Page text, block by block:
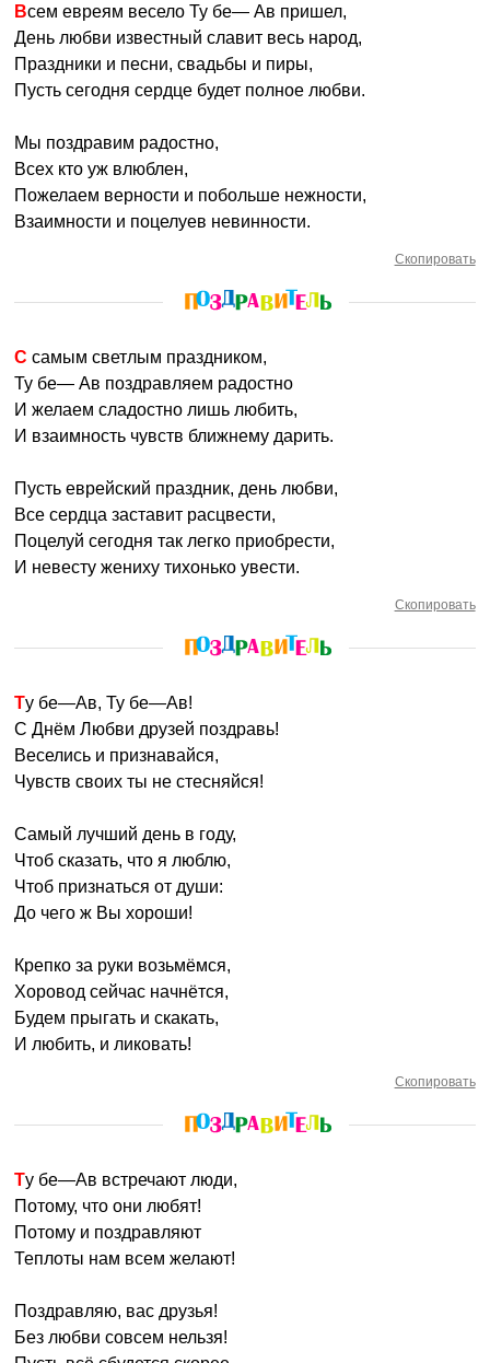
Всем евреям весело Ту бе— Ав пришел,
День любви известный славит весь народ,
Праздники и песни, свадьбы и пиры,
Пусть сегодня сердце будет полное любви.
Мы поздравим радостно,
Всех кто уж влюблен,
Пожелаем верности и побольше нежности,
Взаимности и поцелуев невинности.
Скопировать
С самым светлым праздником,
Ту бе— Ав поздравляем радостно
И желаем сладостно лишь любить,
И взаимность чувств ближнему дарить.
Пусть еврейский праздник, день любви,
Все сердца заставит расцвести,
Поцелуй сегодня так легко приобрести,
И невесту жениху тихонько увести.
Скопировать
Ту бе—Ав, Ту бе—Ав!
С Днём Любви друзей поздравь!
Веселись и признавайся,
Чувств своих ты не стесняйся!
Самый лучший день в году,
Чтоб сказать, что я люблю,
Чтоб признаться от души:
До чего ж Вы хороши!
Крепко за руки возьмёмся,
Хоровод сейчас начнётся,
Будем прыгать и скакать,
И любить, и ликовать!
Скопировать
Ту бе—Ав встречают люди,
Потому, что они любят!
Потому и поздравляют
Теплоты нам всем желают!
Поздравляю, вас друзья!
Без любви совсем нельзя!